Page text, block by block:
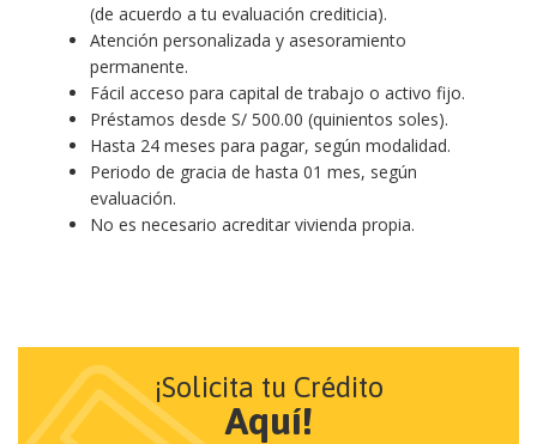
(de acuerdo a tu evaluación crediticia).
Atención personalizada y asesoramiento
permanente.
Fácil acceso para capital de trabajo o activo fijo.
Préstamos desde S/ 500.00 (quinientos soles).
Hasta 24 meses para pagar, según modalidad.
Periodo de gracia de hasta 01 mes, según
evaluación.
No es necesario acreditar vivienda propia.
¡Solicita tu Crédito
Aquí!